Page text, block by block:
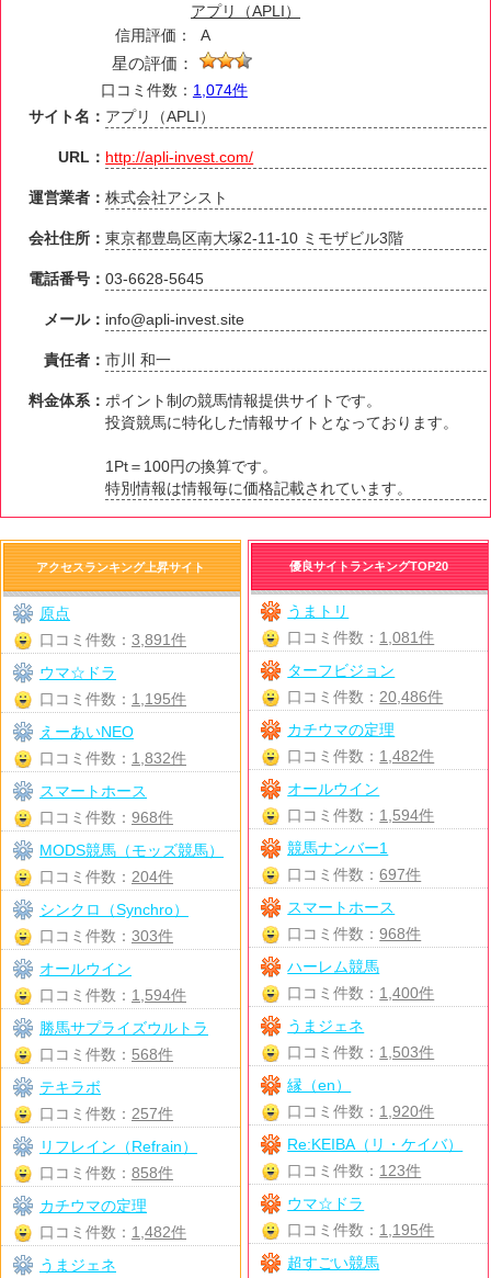
アプリ（APLI）
信用評価：
A
星の評価：
口コミ件数： 1,074件
サイト名： アプリ（APLI）
URL： http://apli-invest.com/
運営業者：株式会社アシスト
会社住所：東京都豊島区南大塚2-11-10 ミモザビル3階
電話番号：03-6628-5645
メール： info@apli-invest.site
責任者：市川 和一
料金体系： ポイント制の競馬情報提供サイトです。
投資競馬に特化した情報サイトとなっております。
1Pt＝100円の換算です。
特別情報は情報毎に価格記載されています。
優良サイトランキングTOP20
うまトリ
口コミ件数： 1,081件
ターフビジョン
口コミ件数： 20,486件
カチウマの定理
口コミ件数： 1,482件
オールウイン
口コミ件数： 1,594件
競馬ナンバー1
口コミ件数：697件
スマートホース
口コミ件数：968件
ハーレム競馬
口コミ件数： 1,400件
うまジェネ
口コミ件数： 1,503件
縁（en）
口コミ件数： 1,920件
Re:KEIBA（リ・ケイバ）
口コミ件数： 123件
ウマ☆ドラ
口コミ件数： 1,195件
超すごい競馬
アクセスランキング上昇サイト
原点
口コミ件数： 3,891件
ウマ☆ドラ
口コミ件数： 1,195件
えーあいNEO
口コミ件数： 1,832件
スマートホース
口コミ件数： 968件
MODS競馬（モッズ競馬）
口コミ件数： 204件
シンクロ（Synchro）
口コミ件数： 303件
オールウイン
口コミ件数： 1,594件
勝馬サプライズウルトラ
口コミ件数： 568件
テキラボ
口コミ件数： 257件
リフレイン（Refrain）
口コミ件数： 858件
カチウマの定理
口コミ件数： 1,482件
うまジェネ